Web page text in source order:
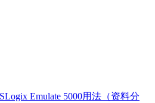
Emulate 5000用法（资料分